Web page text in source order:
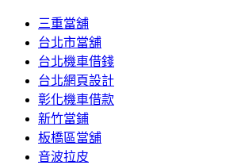
三重當舖
台北市當舖
台北機車借錢
台北網頁設計
彰化機車借款
新竹當鋪
板橋區當舖
音波拉皮